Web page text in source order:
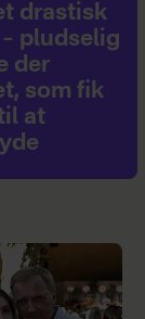
drastisk
pludselig
der
som fik
at